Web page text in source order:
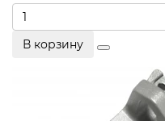
В корзину